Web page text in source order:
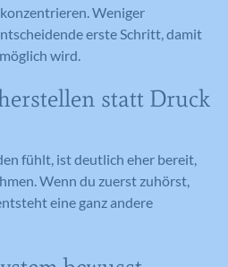
Weniger
erste Schritt, damit
wird.
statt Druck
fühlt, ist deutlich eher bereit,
Wenn du zuerst zuhörst,
eine ganz andere